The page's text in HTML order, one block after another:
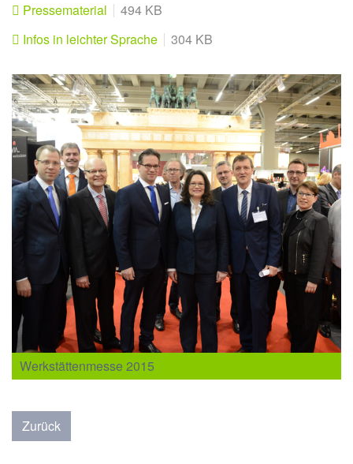
Pressematerial
494 KB
Infos in leichter Sprache
304 KB
Werkstättenmesse 2015
Zurück